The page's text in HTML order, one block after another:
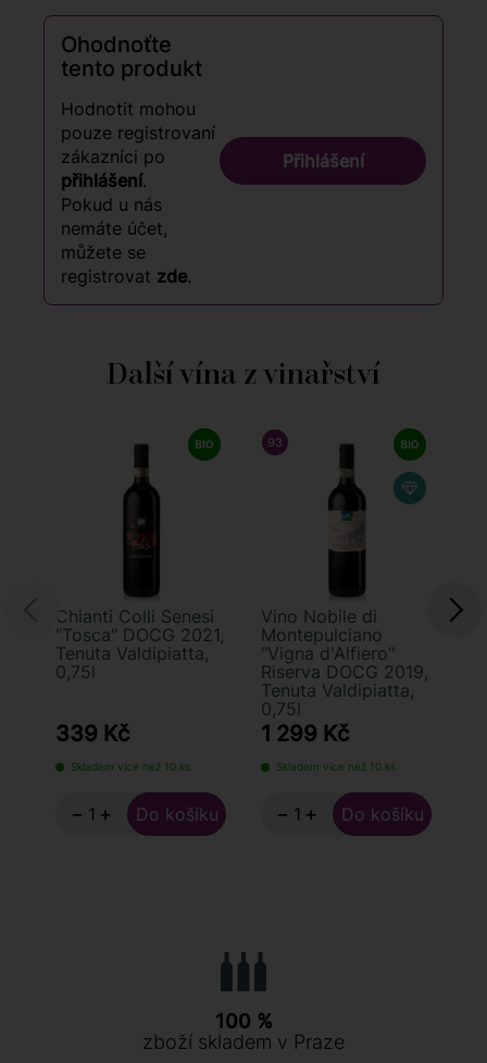
Ohodnoťte
tento produkt
Hodnotit mohou
pouze registrovaní
zákazníci po
přihlášení.
Pokud u nás
nemáte účet,
můžete se
registrovat zde.
Přihlášení
Další vína z vinařství
Chianti Colli Senesi
"Tosca" DOCG 2021,
Tenuta Valdipiatta,
0,75l
339 Kč
Skladem více než 10 ks
− +
93 FALSTAFF
Vino Nobile di
Montepulciano
"Vigna d'Alfiero"
Riserva DOCG 2019,
Tenuta Valdipiatta,
0,75l
1 299 Kč
Skladem více než 10 ks
− +
100 %
zboží skladem v Praze